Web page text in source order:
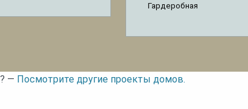
Гардеробная
— Посмотрите другие проекты домов.